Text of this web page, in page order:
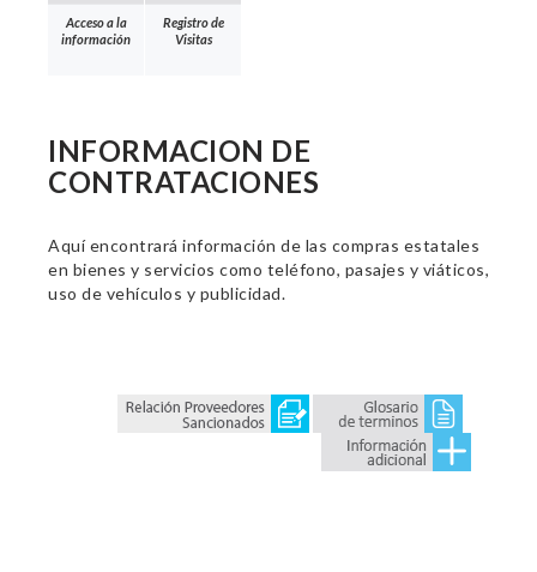
Acceso a la
información
Registro de
Visitas
INFORMACION DE
CONTRATACIONES
Aquí encontrará información de las compras estatales
en bienes y servicios como teléfono, pasajes y viáticos,
uso de vehículos y publicidad.